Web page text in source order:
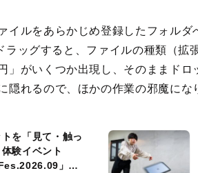
イルをあらかじめ登録したフォルダ
ラッグすると、ファイルの種類（拡
」がいくつか出現し、そのままドロ
隠れるので、ほかの作業の邪魔にな
を「見て・触っ
験イベント
」